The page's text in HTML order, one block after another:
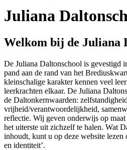
Juliana
Welkom bij de Juliana
De Juliana Daltonschool is gevestigd
pand aan de rand van het
kleinschalige karakter kennen veel
leerkrachten elkaar. De Juliana
de Daltonkernwaarden:
vrijheid/verantwoordelijkheid,
reflectie. Wij geven onderwijs op
het uiterste uit zichzelf te halen. Wat
inhoudt, kunt u op deze website lezen
en identiteit’.